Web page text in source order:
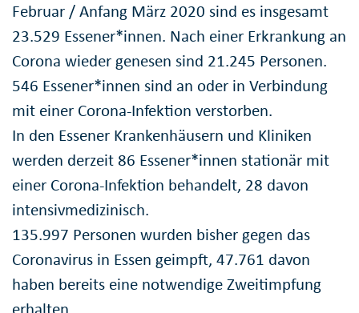
Februar / Anfang März 2020 sind es insgesamt
23.529 Essener*innen. Nach einer Erkrankung an
Corona wieder genesen sind 21.245 Personen.
546 Essener*innen sind an oder in Verbindung
mit einer Corona-Infektion verstorben.
In den Essener Krankenhäusern und Kliniken
werden derzeit 86 Essener*innen stationär mit
einer Corona-Infektion behandelt, 28 davon
intensivmedizinisch.
135.997 Personen wurden bisher gegen das
Coronavirus in Essen geimpft, 47.761 davon
haben bereits eine notwendige Zweitimpfung